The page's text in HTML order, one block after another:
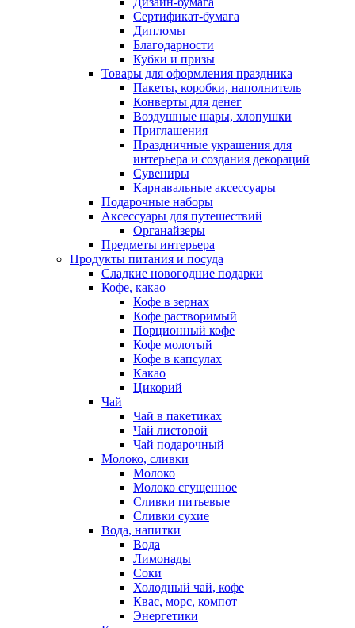
Сертификат-бумага
Дипломы
Благодарности
Кубки и призы
Товары для оформления праздника
Пакеты, коробки, наполнитель
Конверты для денег
Воздушные шары, хлопушки
Приглашения
Праздничные украшения для
интерьера и создания декораций
Сувениры
Карнавальные аксессуары
Подарочные наборы
Аксессуары для путешествий
Органайзеры
Предметы интерьера
Продукты питания и посуда
Сладкие новогодние подарки
Кофе, какао
Кофе в зернах
Кофе растворимый
Порционный кофе
Кофе молотый
Кофе в капсулах
Какао
Цикорий
Чай
Чай в пакетиках
Чай листовой
Чай подарочный
Молоко, сливки
Молоко
Молоко сгущенное
Сливки питьевые
Сливки сухие
Вода, напитки
Вода
Лимонады
Соки
Холодный чай, кофе
Квас, морс, компот
Энергетики